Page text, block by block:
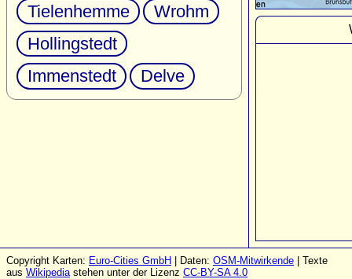
Tielenhemme
Wrohm
Hollingstedt
Immenstedt
Delve
Copyright Karten: Euro-Cities GmbH | Daten: OSM-Mitwirkende | Texte
aus Wikipediastehen unter der Lizenz CC-BY-SA 4.0